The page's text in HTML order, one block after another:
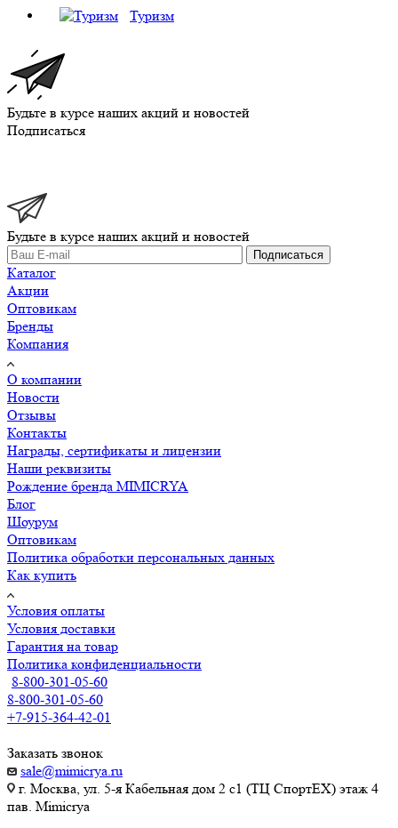
Туризм
Будьте в курсе наших акций и новостей
Подписаться
Будьте в курсе наших акций и новостей
Подписаться
Каталог
Акции
Оптовикам
Бренды
Компания
О компании
Новости
Отзывы
Контакты
Награды, сертификаты и лицензии
Наши реквизиты
Рождение бренда MIMICRYA
Блог
Шоурум
Оптовикам
Политика обработки персональных данных
Как купить
Условия оплаты
Условия доставки
Гарантия на товар
Политика конфиденциальности
8-800-301-05-60
8-800-301-05-60
+7-915-364-42-01
Заказать звонок
sale@mimicrya.ru
г. Москва, ул. 5-я Кабельная дом 2 с1 (ТЦ СпортEX) этаж 4
пав. Mimicrya